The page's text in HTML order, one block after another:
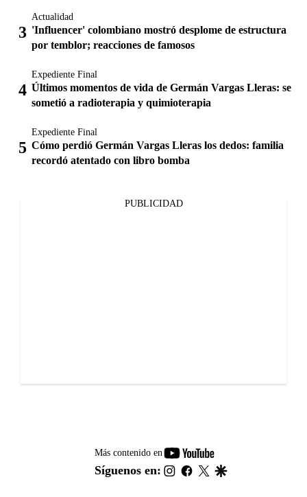
Actualidad
'Influencer' colombiano mostró desplome de estructura
por temblor; reacciones de famosos
Expediente Final
Últimos momentos de vida de Germán Vargas Lleras: se
sometió a radioterapia y quimioterapia
Expediente Final
Cómo perdió Germán Vargas Lleras los dedos: familia
recordó atentado con libro bomba
PUBLICIDAD
Más contenido en
youtube-
footer
Síguenos en: instagram
facebook
twitter